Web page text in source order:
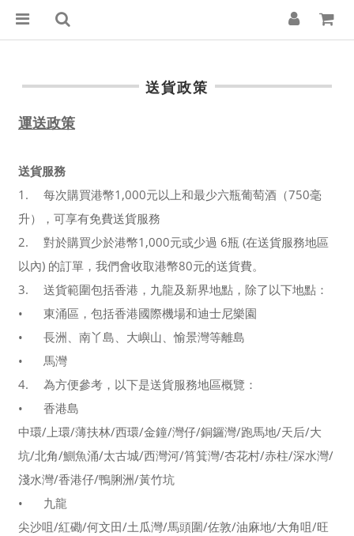
送貨政策
運送政策
送貨服務
1.
每次購買港幣1,000元以上和最少六瓶葡萄酒（750毫
升），可享有免費送貨服務
2.
對於購買少於港幣1,000元或少過 6瓶 (在送貨服務地區
以內) 的訂單，我們會收取港幣80元的送貨費。
3.
送貨範圍包括香港，九龍及新界地點，除了以下地點：
•
東涌區，包括香港國際機場和迪士尼樂園
•
長洲、南丫島、大嶼山、愉景灣等離島
•
馬灣
4.
為方便參考，以下是送貨服務地區概覽：
•
香港島
中環/上環/薄扶林/西環/金鐘/灣仔/銅鑼灣/跑馬地/天后/大
坑/北角/鰂魚涌/太古城/西灣河/筲箕灣/杏花村/赤柱/深水灣/
淺水灣/香港仔/鴨脷洲/黃竹坑
•
九龍
尖沙咀/紅磡/何文田/土瓜灣/馬頭圍/佐敦/油麻地/大角咀/旺